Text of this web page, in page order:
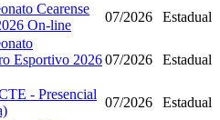
Cearense
On-line
07/2026 Estadual
Esportivo 202607/2026 Estadual
- Presencial
07/2026 Estadual